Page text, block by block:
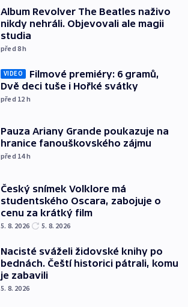
Album Revolver The Beatles naživo
nikdy nehráli. Objevovali ale magii
studia
před 8h
VIDEO
Filmové premiéry: 6 gramů,
Dvě deci tuše i Hořké svátky
před 12 h
Pauza Ariany Grande poukazuje na
hranice fanouškovského zájmu
před 14h
Český snímek Volklore má
studentského Oscara, zabojuje o
cenu za krátký film
5. 8. 2026 5. 8. 2026
Nacisté sváželi židovské knihy po
bednách. Čeští historici pátrali, komu
je zabavili
5. 8. 2026